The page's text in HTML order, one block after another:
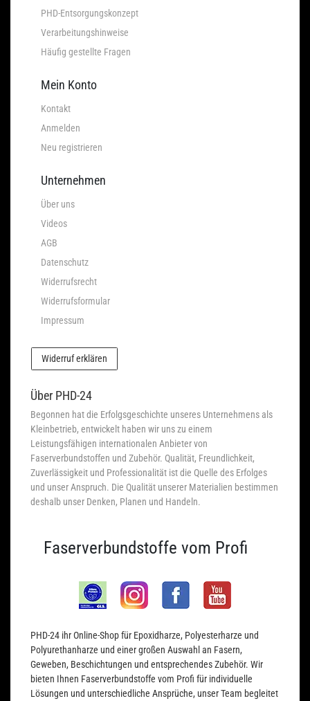
PHD-Entsorgungskonzept
Verarbeitungshinweise
Häufig gestellte Fragen
Mein Konto
Kontakt
Anmelden
Neu registrieren
Unternehmen
Über uns
Videos
AGB
Datenschutz
Widerrufsrecht
Widerrufsformular
Impressum
Widerruf erklären
Über PHD-24
Begonnen hat die Erfolgsgeschichte unseres Unternehmens als
Kleinbetrieb, entwickelt haben wir uns zu einem
Leistungsfähigen internationalen Anbieter von
Faserverbundstoffen und Zubehör. Qualität, Freundlichkeit,
Zuverlässigkeit und Professionalität ist die Quelle des Erfolges
und unser Anspruch. Die Qualität unserer Materialien bestimmen
deshalb unser Denken, Planen und Handeln.
Faserverbundstoffe vom Profi
PHD-24 ihr Online-Shop für Epoxidharze, Polyesterharze und
Polyurethanharze und einer großen Auswahl an Fasern,
Geweben, Beschichtungen und entsprechendes Zubehör. Wir
bieten Ihnen Faserverbundstoffe vom Profi für individuelle
Lösungen und unterschiedliche Ansprüche, unser Team begleitet